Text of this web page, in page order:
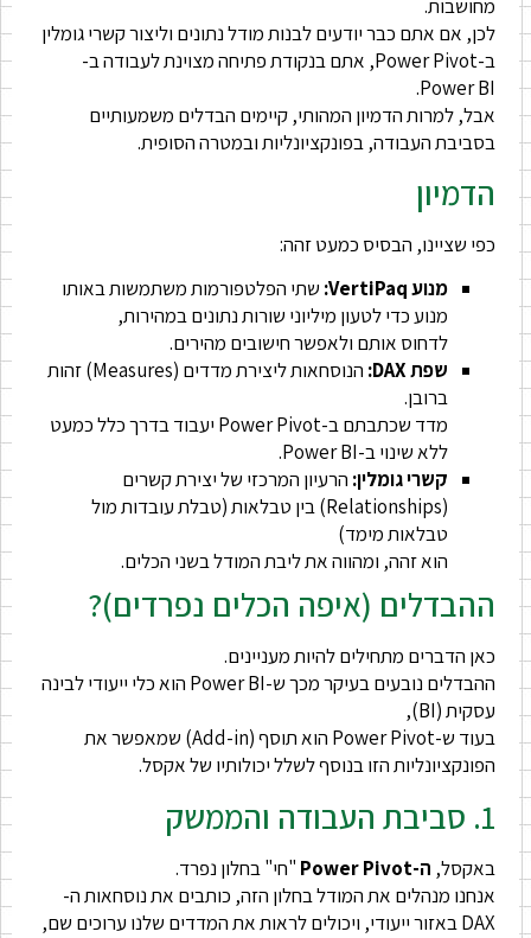
מחושבות.
לכן, אם אתם כבר יודעים לבנות מודל נתונים וליצור קשרי גומלין
ב-Power Pivot, אתם בנקודת פתיחה מצוינת לעבודה ב-
Power BI.
אבל, למרות הדמיון המהותי, קיימים הבדלים משמעותיים
בסביבת העבודה, בפונקציונליות ובמטרה הסופית.
הדמיון
כפי שציינו, הבסיס כמעט זהה:
מנוע VertiPaq:
שתי הפלטפורמות משתמשות באותו
מנוע כדי לטעון מיליוני שורות נתונים במהירות,
לדחוס אותם ולאפשר חישובים מהירים.
שפת DAX:
הנוסחאות ליצירת מדדים (Measures) זהות
ברובן.
מדד שכתבתם ב-Power Pivot יעבוד בדרך כלל כמעט
ללא שינוי ב-Power BI.
קשרי גומלין: הרעיון המרכזי של יצירת קשרים
(Relationships) בין טבלאות (טבלת עובדות מול
טבלאות מימד)
הוא זהה, ומהווה את ליבת המודל בשני הכלים.
ההבדלים (איפה הכלים נפרדים)?
כאן הדברים מתחילים להיות מעניינים.
ההבדלים נובעים בעיקר מכך ש-Power BI הוא כלי ייעודי לבינה
עסקית (BI),
בעוד ש-Power Pivot הוא תוסף (Add-in) שמאפשר את
הפונקציונליות הזו בנוסף לשלל יכולותיו של אקסל.
1. סביבת העבודה והממשק
באקסל, ה-Power Pivot
"חי" בחלון נפרד.
אנחנו מנהלים את המודל בחלון הזה, כותבים את נוסחאות ה-
DAX באזור ייעודי, ויכולים לראות את המדדים שלנו ערוכים שם,